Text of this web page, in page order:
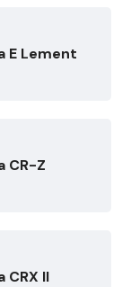
E Lement
CR-Z
II